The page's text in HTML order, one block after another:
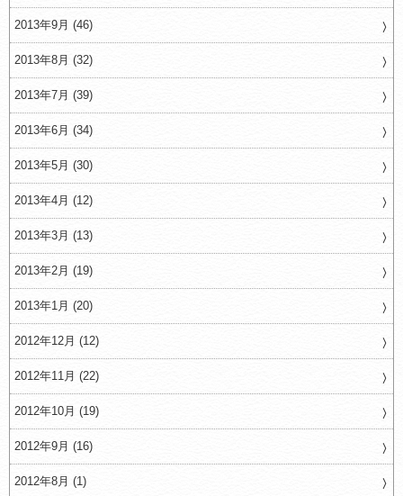
2013年9月 (46)
2013年8月 (32)
2013年7月 (39)
2013年6月 (34)
2013年5月 (30)
2013年4月 (12)
2013年3月 (13)
2013年2月 (19)
2013年1月 (20)
2012年12月 (12)
2012年11月 (22)
2012年10月 (19)
2012年9月 (16)
2012年8月 (1)